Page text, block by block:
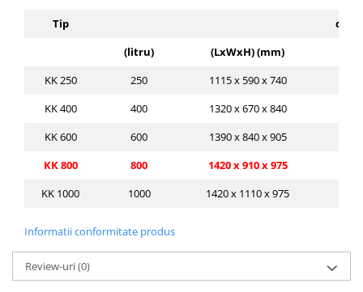
Tip
de
(litru)
(LxWxH) (mm)
KK 250
250 1115 x 590 x 740
KK 400
400 1320 x 670 x 840
KK 600
600 1390 x 840 x 905
KK 800
800 1420 x 910 x 975
KK 1000
1000 1420 x 1110 x 975
Informatii conformitate produs
Review-uri(0)